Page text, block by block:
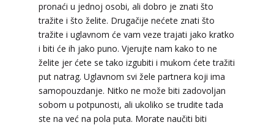
pronaći u jednoj osobi, ali dobro je znati što
tražite i što želite. Drugačije nećete znati što
tražite i uglavnom će vam veze trajati jako kratko
i biti će ih jako puno. Vjerujte nam kako to ne
želite jer ćete se tako izgubiti i mukom ćete tražiti
put natrag. Uglavnom svi žele partnera koji ima
samopouzdanje. Nitko ne može biti zadovoljan
sobom u potpunosti, ali ukoliko se trudite tada
ste na već na pola puta. Morate naučiti biti
VESNA / Kod 05
Tarot savjetnik je zauzet